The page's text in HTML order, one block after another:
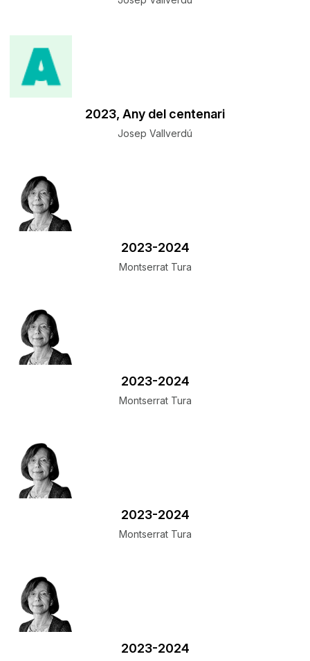
​2023, Any del centenari
Josep Vallverdú
​2023-2024
Montserrat Tura
​2023-2024
Montserrat Tura
​2023-2024
Montserrat Tura
​2023-2024